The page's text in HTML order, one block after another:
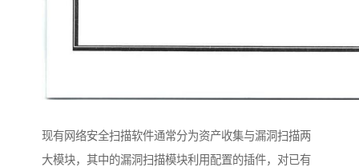
现有网络安全扫描软件通常分为资产收集与漏洞扫描两
大模块，其中的漏洞扫描模块利用配置的插件，对已有